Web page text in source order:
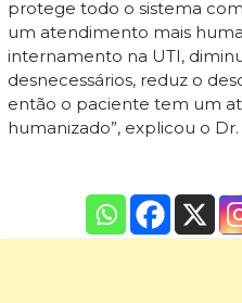
protege todo o sistema
um atendimento mais
internamento na UTI,
desnecessários, reduz o
então o paciente tem um
humanizado”, explicou o Dr.